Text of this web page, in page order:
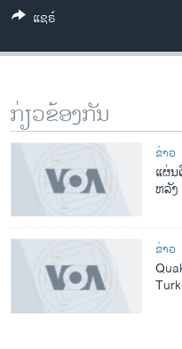
ວິທະຍາສາດ-ເທັກໂນໂລຈີ
ທຸລະກິດ
ວີດີໂອ
ລາຍການກະຈາຍສຽງ
ລາຍງານ
ຕິດຕາມພວກເຮົາ ທີ່
ພາສາຕ່າງໆ
ແຊຣ໌
ກ່ຽວຂ້ອງກັນ
ຂ່າວ
ແຜ່
ຫລັງ
ຂ່າວ